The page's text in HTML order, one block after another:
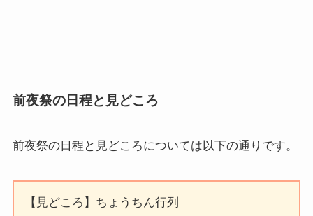
前夜祭の日程と見どころ
前夜祭の日程と見どころについては以下の通りです。
【見どころ】ちょうちん行列